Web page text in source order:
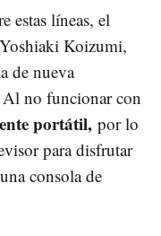
estas líneas, el
Koizumi,
de nueva
Al no funcionar con
portátil, por lo
para disfrutar
consola de